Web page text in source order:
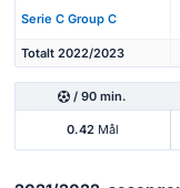
Serie C Group C
Totalt 2022/2023
/ 90 min.
0.42Mål